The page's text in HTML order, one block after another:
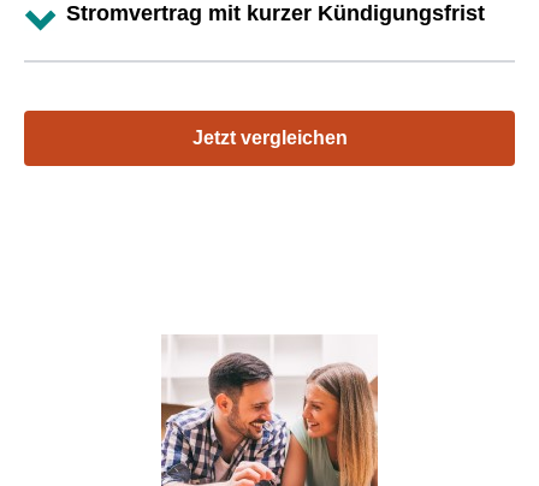
Stromvertrag mit kurzer Kündigungsfrist
Jetzt vergleichen